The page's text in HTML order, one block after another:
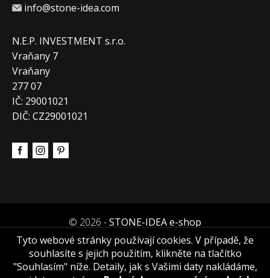
info@stone-idea.com
N.E.P. INVESTMENT s.r.o.
Vraňany 7
Vraňany
277 07
IČ: 29001021
DIČ: CZ29001021
© 2026 -STONE-IDEA e-shop
Tyto webové stránky používají cookies. V případě, že
souhlasíte s jejich použitím, klikněte na tlačítko
"Souhlasím" níže. Detaily, jak s Vašimi daty nakládáme,